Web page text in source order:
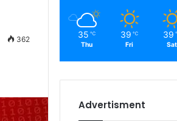
362 35 ℃
Thu
39 ℃
Fri
39
Sat
Advertisment